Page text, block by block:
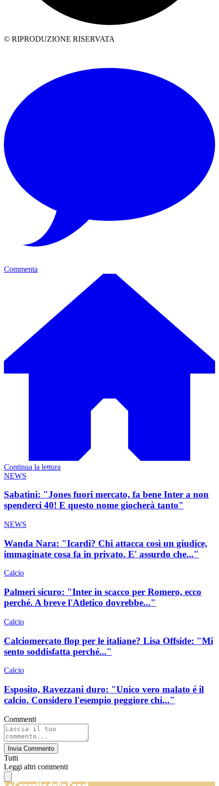
© RIPRODUZIONE RISERVATA
Commenta
Continua la lettura
NEWS
Sabatini: "Jones fuori mercato, fa bene Inter a non
spenderci 40! E questo nome giocherà tanto"
NEWS
Wanda Nara: "Icardi? Chi attacca così un giudice,
immaginate cosa fa in privato. E' assurdo che..."
Calcio
Palmeri sicuro: "Inter in scacco per Romero, ecco
perché. A breve l'Atletico dovrebbe..."
Calcio
Calciomercato flop per le italiane? Lisa Offside: "Mi
sento soddisfatta perché..."
Calcio
Esposito, Ravezzani duro: "Unico vero malato é il
calcio. Considero l'esempio peggiore chi..."
Commenti
Invia Commento
Tutti
Leggi altri commenti